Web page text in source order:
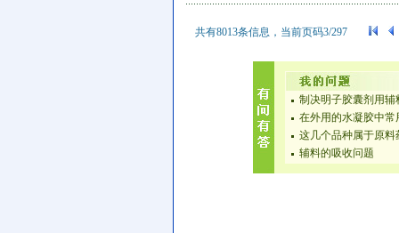
共有8013条信息，当前页码3/297
制决明子胶囊剂用辅
在外用的水凝胶中常
这几个品种属于原料
辅料的吸收问题